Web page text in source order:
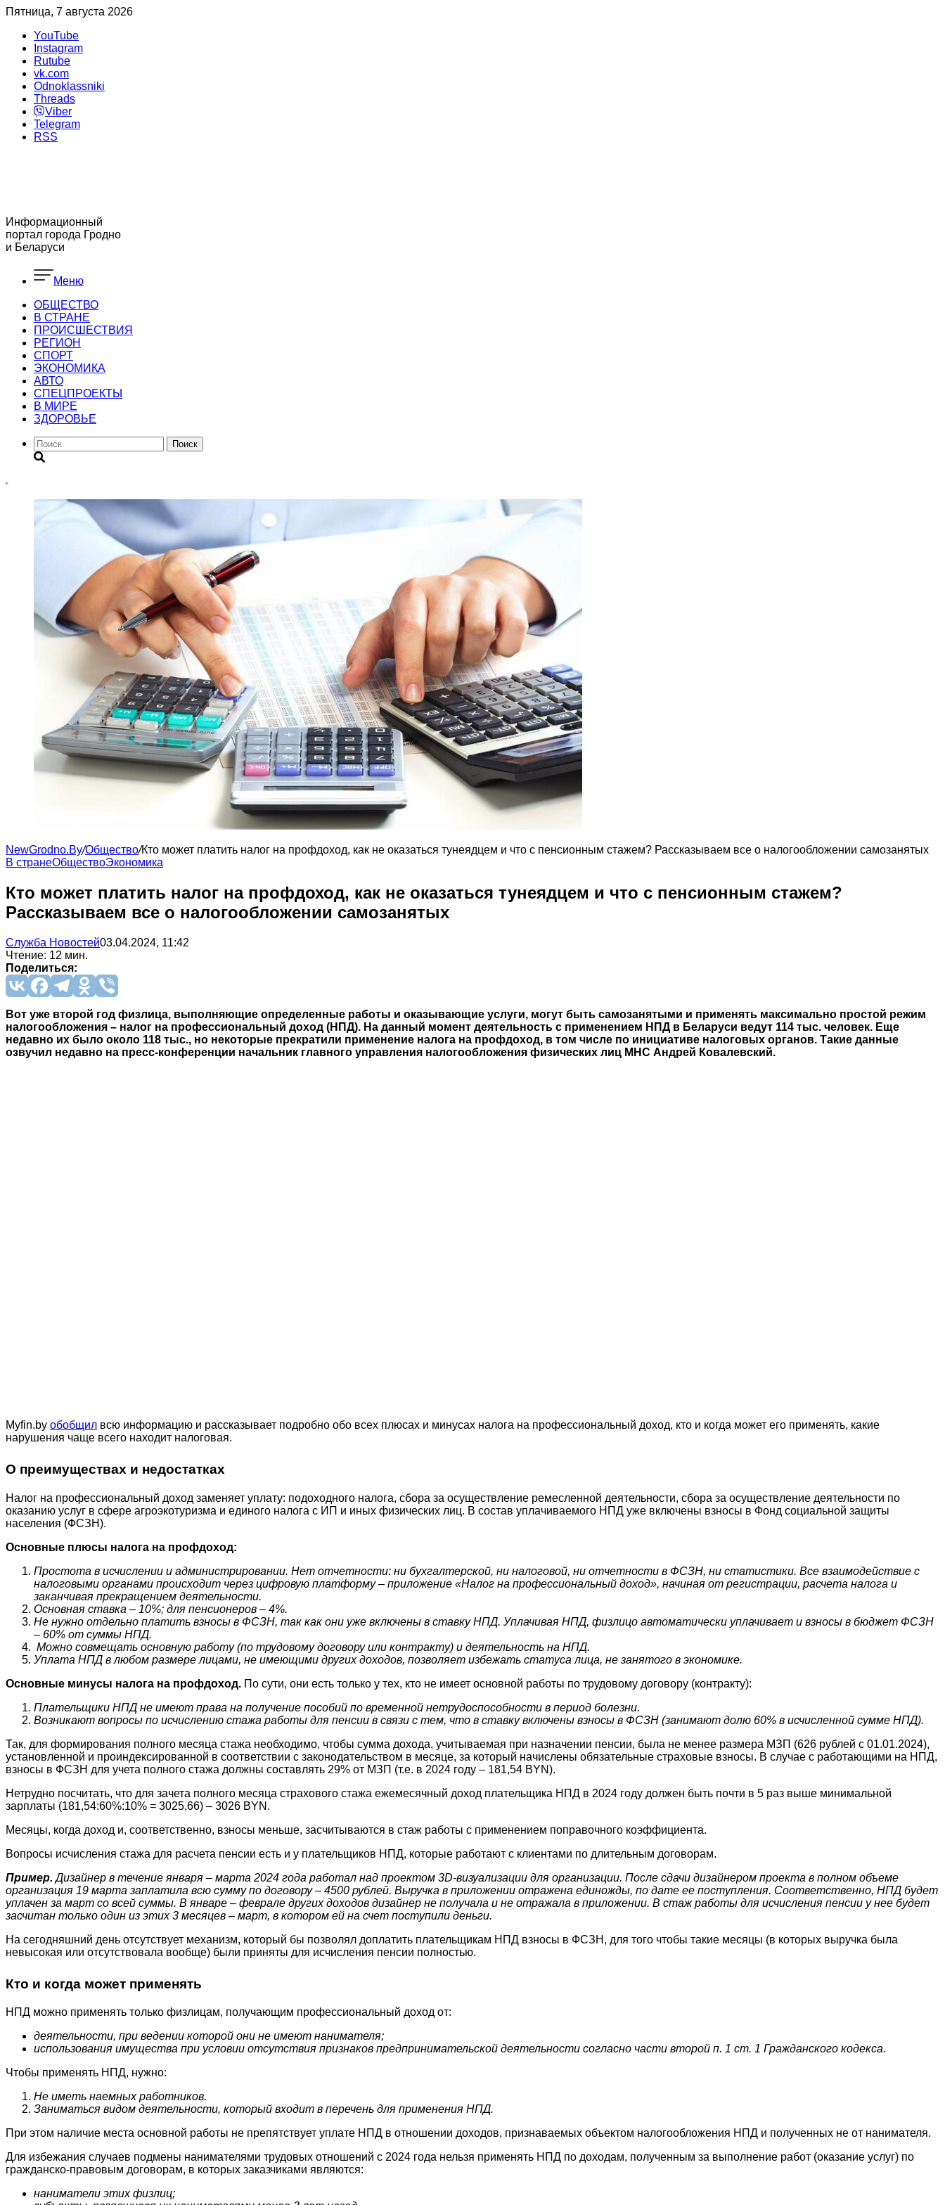
Пятница, 7 августа 2026
YouTube
Instagram
Rutube
vk.com
Odnoklassniki
Threads
Viber
Telegram
RSS
Информационный
портал города Гродно
и Беларуси
Меню
ОБЩЕСТВО
В СТРАНЕ
ПРОИСШЕСТВИЯ
РЕГИОН
CПОРТ
ЭКОНОМИКА
АВТО
СПЕЦПРОЕКТЫ
В МИРЕ
ЗДОРОВЬЕ
Поиск
NewGrodno.By/Общество/Кто может платить налог на профдоход, как не оказаться тунеядцем и что с пенсионным стажем? Рассказываем все о налогообложении самозанятых
В странеОбществоЭкономика
Кто может платить налог на профдоход, как не оказаться тунеядцем и что с пенсионным стажем?
Рассказываем все о налогообложении самозанятых
Служба Новостей03.04.2024, 11:42
Чтение: 12 мин.
Поделиться:
Вот уже второй год физлица, выполняющие определенные работы и оказывающие услуги, могут быть самозанятыми и применять максимально простой режим
налогообложения – налог на профессиональный доход (НПД). На данный момент деятельность с применением НПД в Беларуси ведут 114 тыс. человек. Еще
недавно их было около 118 тыс., но некоторые прекратили применение налога на профдоход, в том числе по инициативе налоговых органов. Такие данные
озвучил недавно на пресс-конференции начальник главного управления налогообложения физических лиц МНС Андрей Ковалевский.
Myfin.by обобщил всю информацию и рассказывает подробно обо всех плюсах и минусах налога на профессиональный доход, кто и когда может его применять, какие
нарушения чаще всего находит налоговая.
О преимуществах и недостатках
Налог на профессиональный доход заменяет уплату: подоходного налога, сбора за осуществление ремесленной деятельности, сбора за осуществление деятельности по
оказанию услуг в сфере агроэкотуризма и единого налога с ИП и иных физических лиц. В состав уплачиваемого НПД уже включены взносы в Фонд социальной защиты
населения (ФСЗН).
Основные плюсы налога на профдоход:
Простота в исчислении и администрировании. Нет отчетности: ни бухгалтерской, ни налоговой, ни отчетности в ФСЗН, ни статистики. Все взаимодействие с
налоговыми органами происходит через цифровую платформу – приложение «Налог на профессиональный доход», начиная от регистрации, расчета налога и
заканчивая прекращением деятельности.
Основная ставка – 10%; для пенсионеров – 4%.
Не нужно отдельно платить взносы в ФСЗН, так как они уже включены в ставку НПД. Уплачивая НПД, физлицо автоматически уплачивает и взносы в бюджет ФСЗН
– 60% от суммы НПД.
Можно совмещать основную работу (по трудовому договору или контракту) и деятельность на НПД.
Уплата НПД в любом размере лицами, не имеющими других доходов, позволяет избежать статуса лица, не занятого в экономике.
Основные минусы налога на профдоход. По сути, они есть только у тех, кто не имеет основной работы по трудовому договору (контракту):
Плательщики НПД не имеют права на получение пособий по временной нетрудоспособности в период болезни.
Возникают вопросы по исчислению стажа работы для пенсии в связи с тем, что в ставку включены взносы в ФСЗН (занимают долю 60% в исчисленной сумме НПД).
Так, для формирования полного месяца стажа необходимо, чтобы сумма дохода, учитываемая при назначении пенсии, была не менее размера МЗП (626 рублей с 01.01.2024),
установленной и проиндексированной в соответствии с законодательством в месяце, за который начислены обязательные страховые взносы. В случае с работающими на НПД,
взносы в ФСЗН для учета полного стажа должны составлять 29% от МЗП (т.е. в 2024 году – 181,54 BYN).
Нетрудно посчитать, что для зачета полного месяца страхового стажа ежемесячный доход плательщика НПД в 2024 году должен быть почти в 5 раз выше минимальной
зарплаты (181,54:60%:10% = 3025,66) – 3026 BYN.
Месяцы, когда доход и, соответственно, взносы меньше, засчитываются в стаж работы с применением поправочного коэффициента.
Вопросы исчисления стажа для расчета пенсии есть и у плательщиков НПД, которые работают с клиентами по длительным договорам.
Пример. Дизайнер в течение января – марта 2024 года работал над проектом 3D-визуализации для организации. После сдачи дизайнером проекта в полном объеме
организация 19 марта заплатила всю сумму по договору – 4500 рублей. Выручка в приложении отражена единожды, по дате ее поступления. Соответственно, НПД будет
уплачен за март со всей суммы. В январе – феврале других доходов дизайнер не получала и не отражала в приложении. В стаж работы для исчисления пенсии у нее будет
засчитан только один из этих 3 месяцев – март, в котором ей на счет поступили деньги.
На сегодняшний день отсутствует механизм, который бы позволял доплатить плательщикам НПД взносы в ФСЗН, для того чтобы такие месяцы (в которых выручка была
невысокая или отсутствовала вообще) были приняты для исчисления пенсии полностью.
Кто и когда может применять
НПД можно применять только физлицам, получающим профессиональный доход от:
деятельности, при ведении которой они не имеют нанимателя;
использования имущества при условии отсутствия признаков предпринимательской деятельности согласно части второй п. 1 ст. 1 Гражданского кодекса.
Чтобы применять НПД, нужно:
Не иметь наемных работников.
Заниматься видом деятельности, который входит в перечень для применения НПД.
При этом наличие места основной работы не препятствует уплате НПД в отношении доходов, признаваемых объектом налогообложения НПД и полученных не от нанимателя.
Для избежания случаев подмены нанимателями трудовых отношений с 2024 года нельзя применять НПД по доходам, полученным за выполнение работ (оказание услуг) по
гражданско-правовым договорам, в которых заказчиками являются:
наниматели этих физлиц;